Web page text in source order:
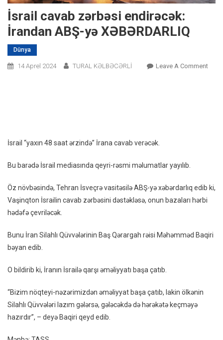
İsrail cavab zərbəsi endirəcək:
İrandan ABŞ-yə XƏBƏRDARLIQ
Dünya
14 Aprel 2024 TURAL KƏLBƏCƏRLİ Leave A CommentOn
İsrail “yaxın 48 saat ərzində” İrana cavab verəcək.
Bu barədə İsrail mediasında qeyri-rəsmi məlumatlar yayılıb.
Öz növbəsində, Tehran İsveçrə vasitəsilə ABŞ-yə xəbərdarlıq edib ki,
Vaşinqton İsrailin cavab zərbəsini dəstəkləsə, onun bazaları hərbi
hədəfə çevriləcək.
Bunu İran Silahlı Qüvvələrinin Baş Qərargah rəisi Məhəmməd Baqiri
bəyan edib.
O bildirib ki, İranın İsrailə qarşı əməliyyatı başa çatıb.
“Bizim nöqteyi-nəzərimizdən əməliyyat başa çatıb, lakin ölkənin
Silahlı Qüvvələri lazım gələrsə, gələcəkdə də hərəkətə keçməyə
hazırdır”, – deyə Baqiri qeyd edib.